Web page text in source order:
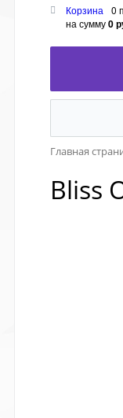
Корзина
0
на сумму0
Главная
Bliss